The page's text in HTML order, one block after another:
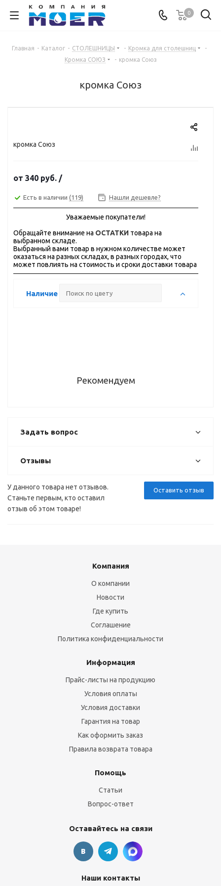
0
Главная - Каталог - СТОЛЕШНИЦЫ - Кромка для столешниц
-
Кромка СОЮЗ
- кромка Союз
кромка Союз
кромка Союз
от 340 руб. /
Есть в наличии (119) Нашли дешевле?
Уважаемые покупатели!
Обращайте внимание на ОСТАТКИ товара на
выбранном складе.
Выбранный вами товар в нужном количестве может
оказаться на разных складах, в разных городах, что
может повлиять на стоимость и сроки доставки товара
Наличие
Рекомендуем
Задать вопрос
Отзывы
Оставить отзыв
У данного товара нет отзывов.
Станьте первым, кто оставил
отзыв об этом товаре!
Компания
О компании
Новости
Где купить
Соглашение
Политика конфиденциальности
Информация
Прайс-листы на продукцию
Условия оплаты
Условия доставки
Гарантия на товар
Как оформить заказ
Правила возврата товара
Помощь
Статьи
Вопрос-ответ
Оставайтесь на связи
Наши контакты